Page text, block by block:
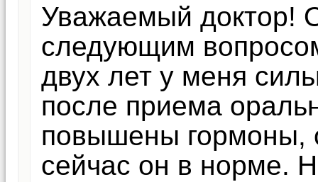
Уважаемый доктор!
следующим
двух лет у меня
после приема
повышены гормоны,
сейчас он в норме.